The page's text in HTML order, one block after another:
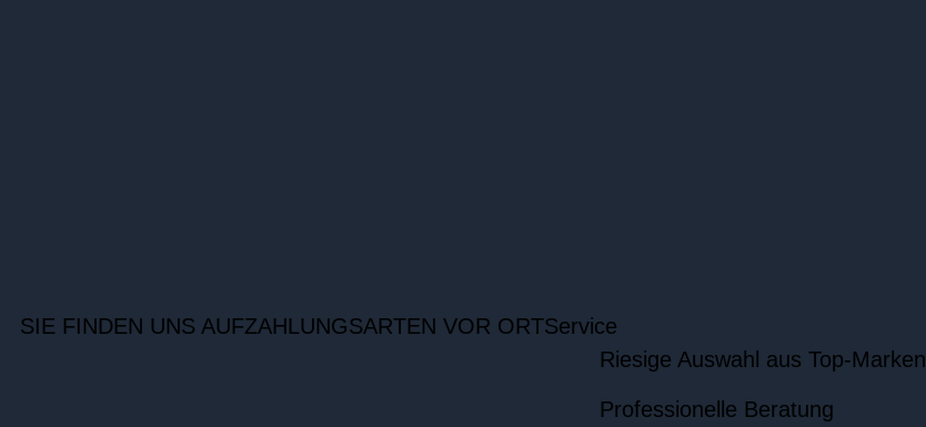
SIE FINDEN UNS AUFZAHLUNGSARTEN VOR ORTService
Riesige Auswahl aus Top-Marken
Professionelle Beratung